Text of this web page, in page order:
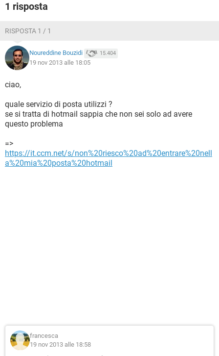
1 risposta
RISPOSTA 1 / 1
Noureddine Bouzidi 15.404
19 nov 2013 alle 18:05
ciao,
quale servizio di posta utilizzi ?
se si tratta di hotmail sappia che non sei solo ad avere
questo problema
=>
https://it.ccm.net/s/non%20riesco%20ad%20entrare%20nell
a%20mia%20posta%20hotmail
francesca
19 nov 2013 alle 18:58